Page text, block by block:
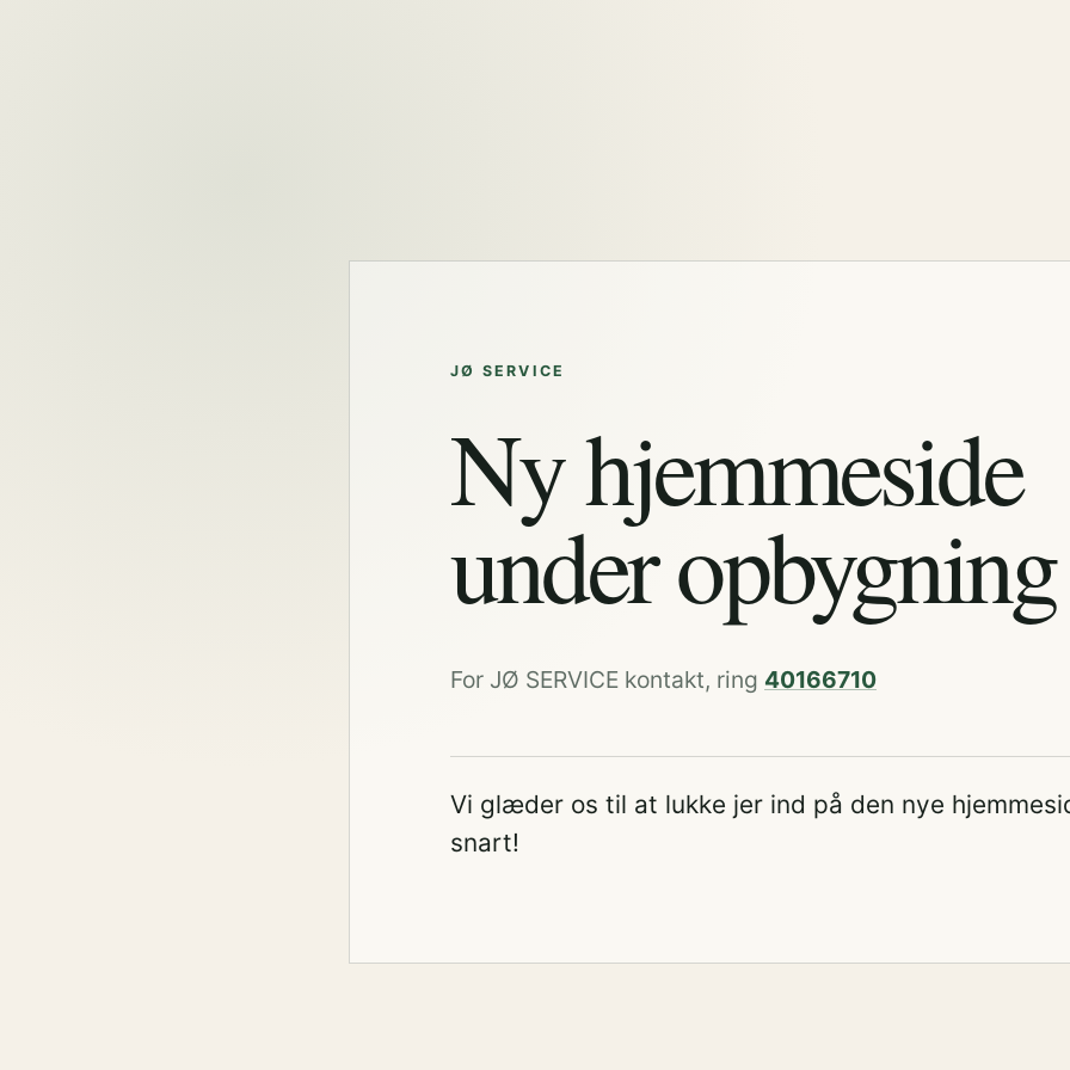
JØ SERVICE
Ny hjemmeside
under opbygning
For JØ SERVICE kontakt, ring 40166710
Vi glæder os til at lukke jer ind på den nye
snart!